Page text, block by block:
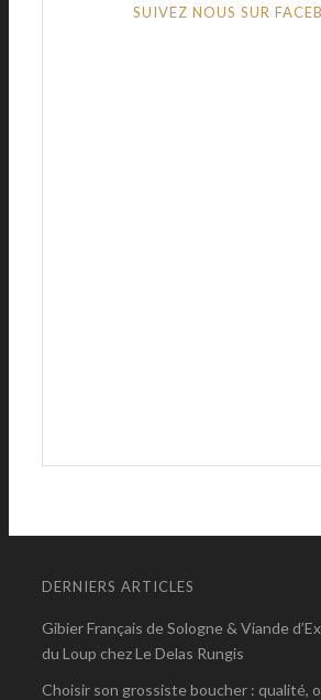
SUIVEZ NOUS SUR
DERNIERS ARTICLES
Gibier Français de Sologne & Viande
du Loup chez Le Delas Rungis
Choisir son grossiste boucher : qualité,